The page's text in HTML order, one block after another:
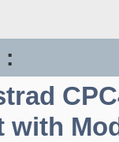
:
with